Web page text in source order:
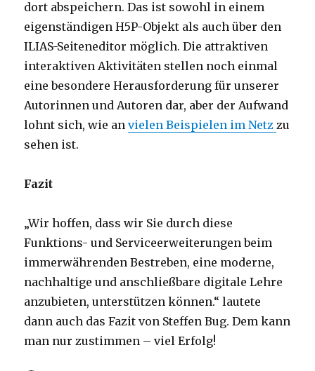
dort abspeichern. Das ist sowohl in einem
eigenständigen H5P-Objekt als auch über den
ILIAS-Seiteneditor möglich. Die attraktiven
interaktiven Aktivitäten stellen noch einmal
eine besondere Herausforderung für unserer
Autorinnen und Autoren dar, aber der Aufwand
lohnt sich, wie anvielen Beispielen im Netzzu
sehen ist.
Fazit
„Wir hoffen, dass wir Sie durch diese
Funktions- und Serviceerweiterungen beim
immerwährenden Bestreben, eine moderne,
nachhaltige und anschließbare digitale Lehre
anzubieten, unterstützen können.“ lautete
dann auch das Fazit von Steffen Bug. Dem kann
man nur zustimmen – viel Erfolg!